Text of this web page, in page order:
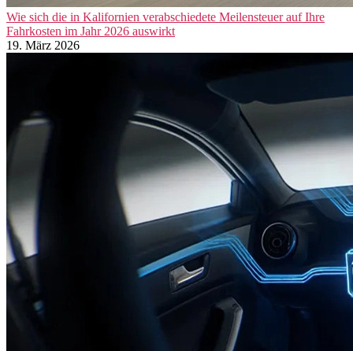
Wie sich die in Kalifornien verabschiedete Meilensteuer auf Ihre
Fahrkosten im Jahr 2026 auswirkt
19. März 2026